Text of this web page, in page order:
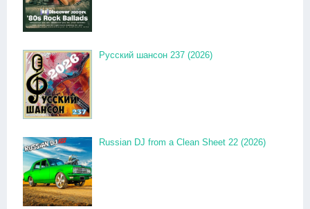
Русский шансон 237 (2026)
Russian DJ from a Clean Sheet 22 (2026)